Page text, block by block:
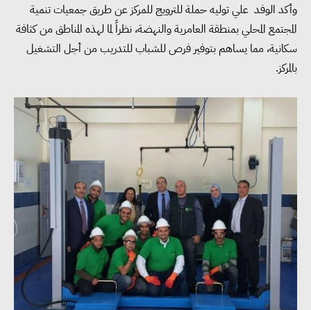
وأكد الوفد علي توليه حملة للترويج للمركز عن طريق جمعيات تنمية
المجتمع المحلي بمنطقة العامرية والنهضة، نظراً لما لهذه المناطق من كثافة
سكانية، مما يساهم بتوفير فرص للشباب للتدريب من أجل التشغيل
بالمركز.
وزيرا التخطيط والبترول يبحثان
تعزيز أمن الطاقة وزيادة الإنتاج
والاستثمارات ضمن خطة التنمية
الاقتصادية لعام 2026/2027
«التضامن» تتعامل مع 552 بلاغًا